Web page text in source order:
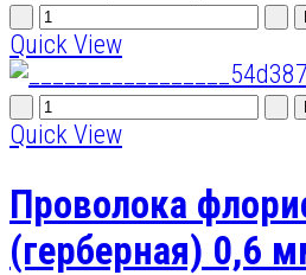
Quick View
Quick View
Проволока
(герберная) 0,6